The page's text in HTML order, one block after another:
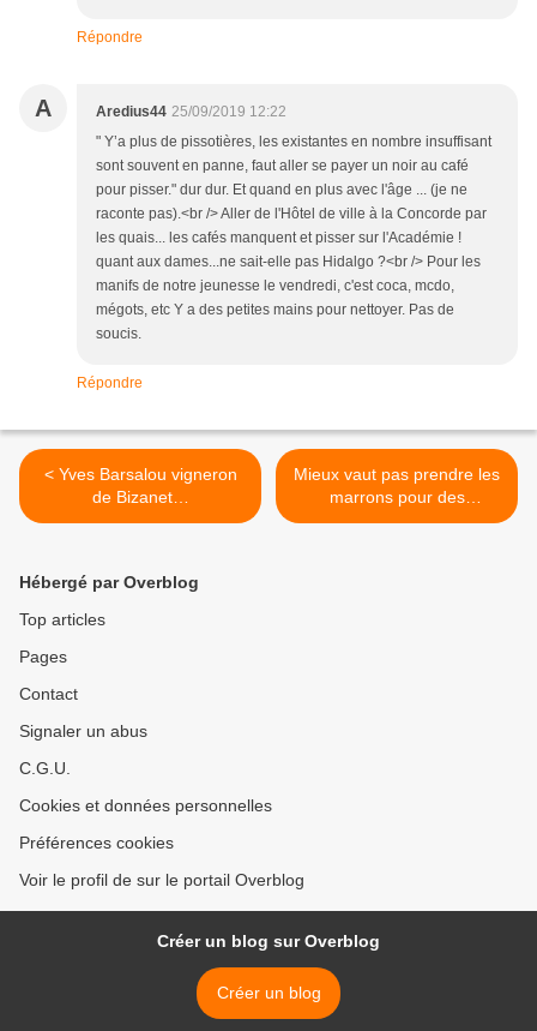
Répondre
A Aredius44 25/09/2019 12:22
" Y’a plus de pissotières, les existantes en nombre insuffisant
sont souvent en panne, faut aller se payer un noir au café
pour pisser." dur dur. Et quand en plus avec l'âge ... (je ne
raconte pas).<br /> Aller de l'Hôtel de ville à la Concorde par
les quais... les cafés manquent et pisser sur l'Académie !
quant aux dames...ne sait-elle pas Hidalgo ?<br /> Pour les
manifs de notre jeunesse le vendredi, c'est coca, mcdo,
mégots, etc Y a des petites mains pour nettoyer. Pas de
soucis.
Répondre
< Yves Barsalou vigneron
de Bizanet…
Mieux vaut pas prendre les
marrons pour des
châtaignes, sauf pour un
Hébergé par Overblog
Top articles
Pages
Contact
Signaler un abus
C.G.U.
Cookies et données personnelles
Préférences cookies
Voir le profil de sur le portail Overblog
Créer un blog sur Overblog
Créer un blog